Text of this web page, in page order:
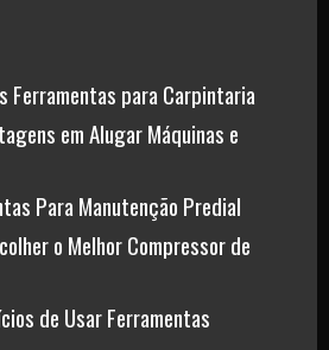
Ferramentas para Carpintaria
em Alugar Máquinas e
Para Manutenção Predial
o Melhor Compressor de
de Usar Ferramentas